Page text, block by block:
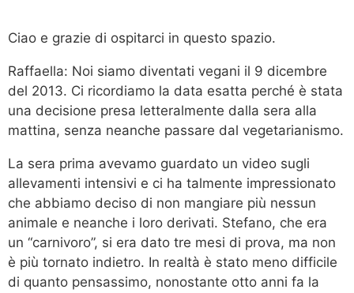
Ciao e grazie di ospitarci in questo spazio.
Raffaella: Noi siamo diventati vegani il 9 dicembre
del 2013. Ci ricordiamo la data esatta perché è stata
una decisione presa letteralmente dalla sera alla
mattina, senza neanche passare dal vegetarianismo.
La sera prima avevamo guardato un video sugli
allevamenti intensivi e ci ha talmente impressionato
che abbiamo deciso di non mangiare più nessun
animale e neanche i loro derivati. Stefano, che era
un “carnivoro”, si era dato tre mesi di prova, ma non
è più tornato indietro. In realtà è stato meno difficile
di quanto pensassimo, nonostante otto anni fa la